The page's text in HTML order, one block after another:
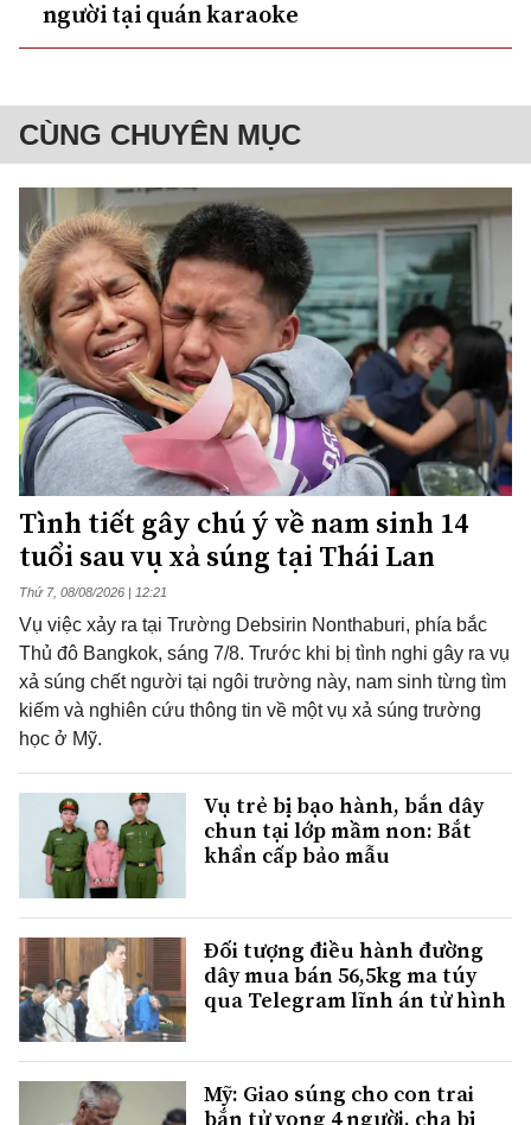
người tại quán karaoke
CÙNG CHUYÊN MỤC
Tình tiết gây chú ý về nam sinh 14
tuổi sau vụ xả súng tại Thái Lan
Thứ 7, 08/08/2026 | 12:21
Vụ việc xảy ra tại Trường Debsirin Nonthaburi, phía bắc
Thủ đô Bangkok, sáng 7/8. Trước khi bị tình nghi gây ra vụ
xả súng chết người tại ngôi trường này, nam sinh từng tìm
kiếm và nghiên cứu thông tin về một vụ xả súng trường
học ở Mỹ.
Vụ trẻ bị bạo hành, bắn dây
chun tại lớp mầm non: Bắt
khẩn cấp bảo mẫu
Đối tượng điều hành đường
dây mua bán 56,5kg ma túy
qua Telegram lĩnh án tử hình
Mỹ: Giao súng cho con trai
bắn tử vong 4 người, cha bị